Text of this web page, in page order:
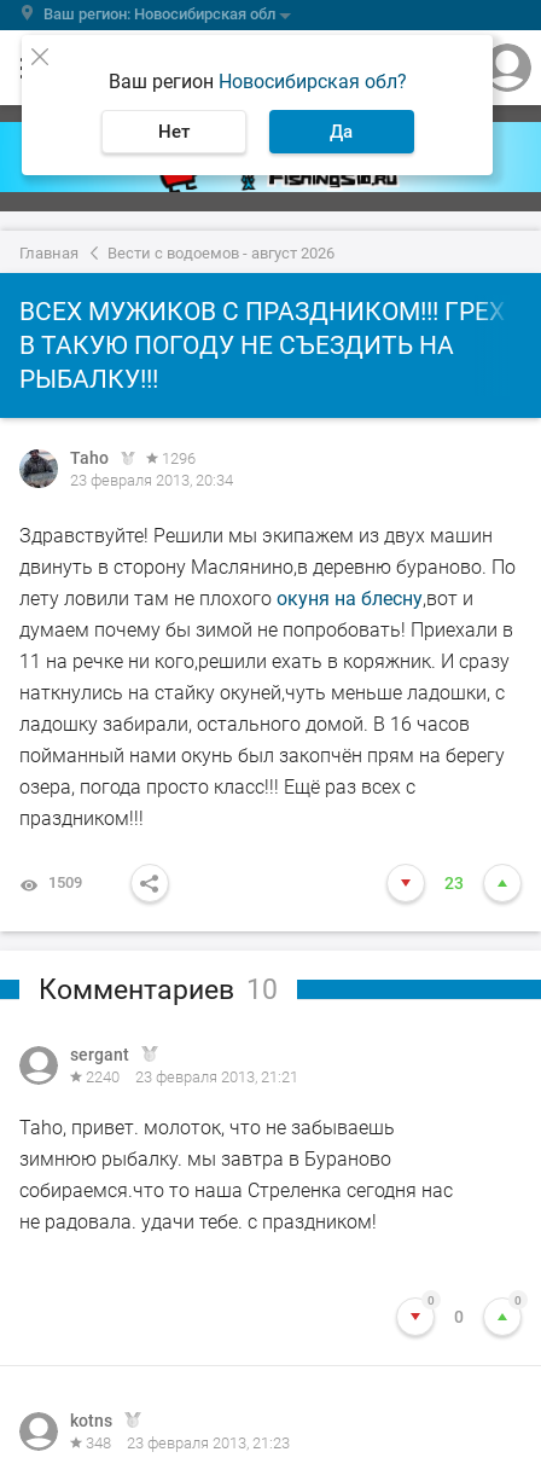
Ваш регион: Новосибирская обл
Ваш регион Новосибирская обл?
Нет Да
Главная Вести с водоемов - август 2026
ВСЕХ МУЖИКОВ С ПРАЗДНИКОМ!!! ГРЕХ
В ТАКУЮ ПОГОДУ НЕ СЪЕЗДИТЬ НА
РЫБАЛКУ!!!
Taho
1296
23 февраля 2013, 20:34
Здравствуйте! Решили мы экипажем из двух машин
двинуть в сторону Маслянино,в деревню бураново. По
лету ловили там не плохого окуня на блесну,вот и
думаем почему бы зимой не попробовать! Приехали в
11 на речке ни кого,решили ехать в коряжник. И сразу
наткнулись на стайку окуней,чуть меньше ладошки, с
ладошку забирали, остального домой. В 16 часов
пойманный нами окунь был закопчён прям на берегу
озера, погода просто класс!!! Ещё раз всех с
праздником!!!
1509 23
Комментариев 10
sergant
2240 23 февраля 2013, 21:21
Taho, привет. молоток, что не забываешь
зимнюю рыбалку. мы завтра в Бураново
собираемся.что то наша Стреленка сегодня нас
не радовала. удачи тебе. с праздником!
0
0
0
kotns
348 23 февраля 2013, 21:23